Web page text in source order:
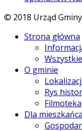
© 2018 Urząd Gminy
Strona główna
O gminie
Rys
Filmoteka
Dla mieszkańca